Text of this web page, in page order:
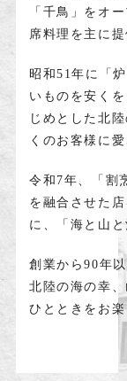
「千鳥」をオー
席料理を主に提
昭和51年に「
いものを安く
じめとした北
くのお客様に
令和7年、「割
を融合させた
に、「海と山
創業から90年
北陸の海の幸
ひとときをお楽